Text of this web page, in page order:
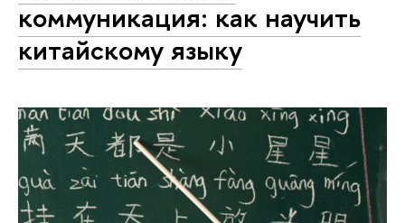
коммуникация: как научить
китайскому языку